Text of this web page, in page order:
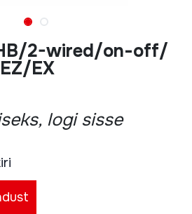
2-wired/on-off/
EX
logi sisse